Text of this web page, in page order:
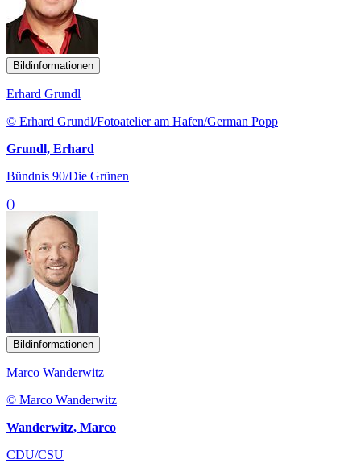
Bildinformationen
Erhard Grundl
© Erhard Grundl/Fotoatelier am Hafen/German Popp
Grundl, Erhard
Bündnis 90/Die Grünen
()
Bildinformationen
Marco Wanderwitz
© Marco Wanderwitz
Wanderwitz, Marco
CDU/CSU